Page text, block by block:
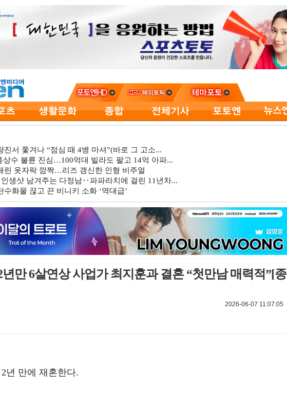
진서 쫓겨나 “점심 때 4병 마셔”(바로 그 고소...
상수 불륜 진심…100억대 빌라도 팔고 14억 아파...
린 옷자락 깜짝…리즈 갱신한 인형 비주얼
생샷 남겨주는 다정남‥파파라치에 걸린 11년차...
화물 끊고 끈 비니키 소화 ‘역대급’
년만 6살연상 사업가 최지훈과 결혼 “첫만남 매력적”[종
2026-06-07 11:07:05
년 만에 재혼한다.